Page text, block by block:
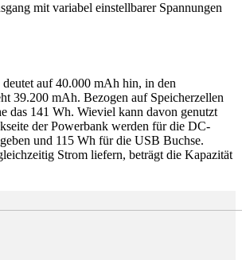
mit variabel einstellbarer Spannungen
auf 40.000 mAh hin, in den
39.200 mAh. Bezogen auf Speicherzellen
das 141 Wh. Wieviel kann davon genutzt
der Powerbank werden für die DC-
und 115 Wh für die USB Buchse.
Strom liefern, beträgt die Kapazität